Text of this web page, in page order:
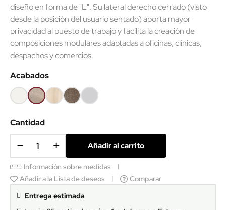
623,15 € 436,21 € -30% Impuestos incluidos
Elmódulo de esquina derecha Basicpermite crear
recepciones más completas y funcionales gracias a su
diseño en forma de "L". Su lateral derecho cerrado (visto
privacidad al puesto de trabajo y facilita la creación de
composiciones modulares adaptadas a oficinas, clínicas,
despachos y comercios.
Acabados
Blanco Olmo
claro
Acacia Nebraska
Gris
claro
Cantidad